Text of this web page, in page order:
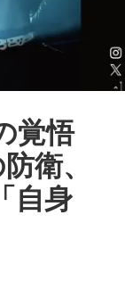
覚悟
衛、
自身